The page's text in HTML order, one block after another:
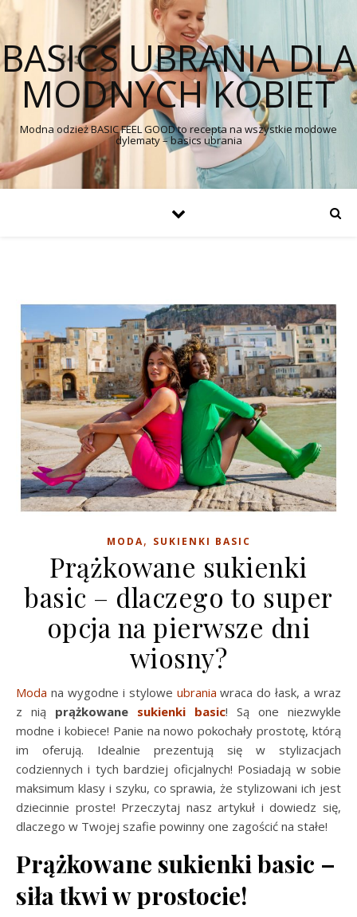
BASICS UBRANIA DLA
MODNYCH KOBIET
Modna odzież BASIC FEEL GOOD to recepta na wszystkie modowe
dylematy – basics ubrania
MODA, SUKIENKI BASIC
Prążkowane sukienki
basic – dlaczego to super
opcja na pierwsze dni
wiosny?
Moda na wygodne i stylowe ubrania wraca do łask, a wraz
z nią prążkowane sukienki basic! Są one niezwykle
modne i kobiece! Panie na nowo pokochały prostotę, którą
im oferują. Idealnie prezentują się w stylizacjach
codziennych i tych bardziej oficjalnych! Posiadają w sobie
maksimum klasy i szyku, co sprawia, że stylizowani ich jest
dziecinnie proste! Przeczytaj nasz artykuł i dowiedz się,
dlaczego w Twojej szafie powinny one zagościć na stałe!
Prążkowane sukienki basic –
siła tkwi w prostocie!